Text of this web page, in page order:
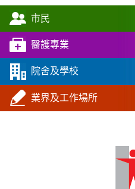
市民
醫護專業
院舍及學校
業界及工作場所